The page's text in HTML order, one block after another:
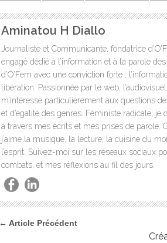
Aminatou H Diallo
Journaliste et Communicante, fondatrice
engagé dédié à l’information et à la parole
d’O’Fem avec une conviction forte :
libération. Passionnée par le web,
m’intéresse particulièrement aux questions
et d’égalité des genres. Féministe radicale,
à travers mes écrits et mes prises de parole.
j’aime la musique, la lecture, la cuisine du
l’esprit. Suivez-moi sur les réseaux sociaux
combats, et mes réflexions au fil des jours.
← Article Précédent